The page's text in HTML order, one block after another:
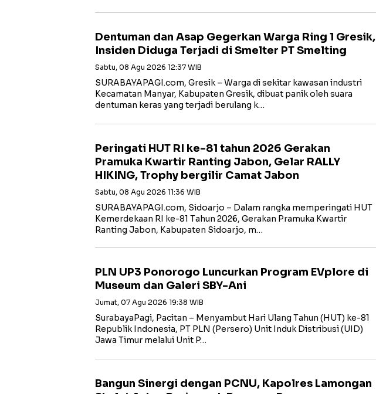
Dentuman dan Asap Gegerkan Warga Ring 1 Gresik,
Insiden Diduga Terjadi di Smelter PT Smelting
Sabtu, 08 Agu 2026 12:37 WIB
SURABAYAPAGI.com, Gresik – Warga di sekitar kawasan industri
Kecamatan Manyar, Kabupaten Gresik, dibuat panik oleh suara
dentuman keras yang terjadi berulang k…
Peringati HUT RI ke-81 tahun 2026 Gerakan
Pramuka Kwartir Ranting Jabon, Gelar RALLY
HIKING, Trophy bergilir Camat Jabon
Sabtu, 08 Agu 2026 11:36 WIB
SURABAYAPAGI.com, Sidoarjo – Dalam rangka memperingati HUT
Kemerdekaan RI ke-81 Tahun 2026, Gerakan Pramuka Kwartir
Ranting Jabon, Kabupaten Sidoarjo, m…
PLN UP3 Ponorogo Luncurkan Program EVplore di
Museum dan Galeri SBY-Ani
Jumat, 07 Agu 2026 19:38 WIB
SurabayaPagi, Pacitan – Menyambut Hari Ulang Tahun (HUT) ke-81
Republik Indonesia, PT PLN (Persero) Unit Induk Distribusi (UID)
Jawa Timur melalui Unit P…
Bangun Sinergi dengan PCNU, Kapolres Lamongan